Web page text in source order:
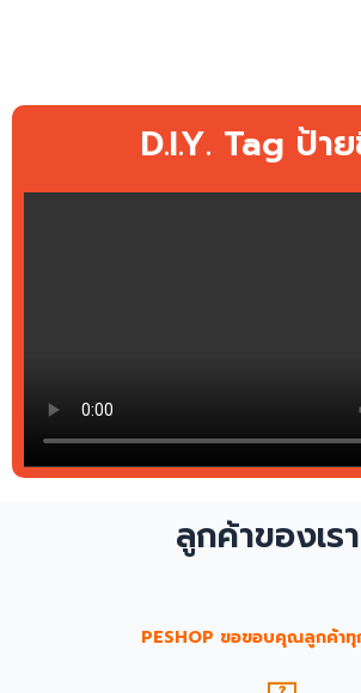
D.I.Y. Tag ป้า
ลูกค้าของเรา
PESHOP ขอขอบคุณลูกค้าทุ